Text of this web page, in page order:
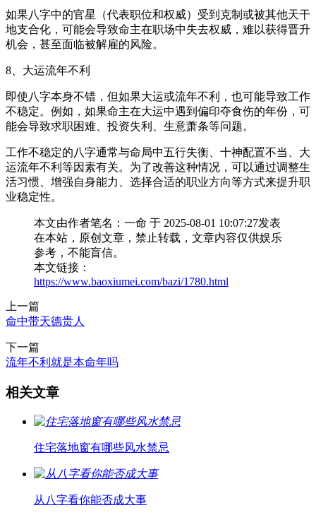
如果八字中的官星（代表职位和权威）受到克制或被其他天干
地支合化，可能会导致命主在职场中失去权威，难以获得晋升
机会，甚至面临被解雇的风险。
8、大运流年不利
即使八字本身不错，但如果大运或流年不利，也可能导致工作
不稳定。例如，如果命主在大运中遇到偏印夺食伤的年份，可
能会导致求职困难、投资失利、生意萧条等问题。
工作不稳定的八字通常与命局中五行失衡、十神配置不当、大
运流年不利等因素有关。为了改善这种情况，可以通过调整生
活习惯、增强自身能力、选择合适的职业方向等方式来提升职
业稳定性。
本文由作者笔名：一命 于 2025-08-01 10:07:27发表
在本站，原创文章，禁止转载，文章内容仅供娱乐
参考，不能盲信。
本文链接：
https://www.baoxiumei.com/bazi/1780.html
上一篇
命中带天德贵人
下一篇
流年不利就是本命年吗
相关文章
住宅落地窗有哪些风水禁忌
从八字看你能否成大事